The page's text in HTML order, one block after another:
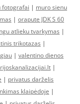
fotografai | muro sienu
| orapute JDK S 60
atlieku tvarkymas |
trikotazas |
| valentino dienos
|
| privatus darželis
klaipėdoje |